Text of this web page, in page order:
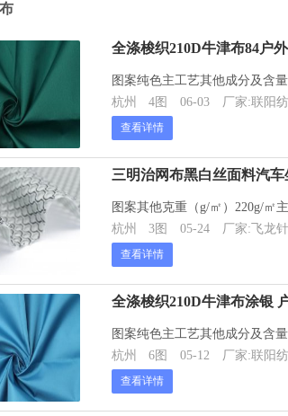
全涤梭织210D牛津布84户
图案纯色主工艺其他成分及含
杭州
4图 06-03 厂家:联阳
查看详情
三明治网布黑白丝面料汽
图案其他克重（g/㎡）220g/㎡
杭州
3图 05-24 厂家:飞龙
查看详情
全涤梭织210D牛津布涂银
图案纯色主工艺其他成分及含
杭州
6图 05-12 厂家:联阳
查看详情